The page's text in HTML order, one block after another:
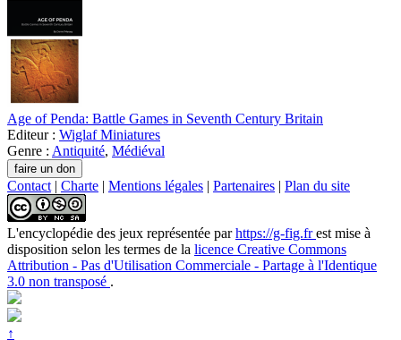
Age of Penda: Battle Games in Seventh Century Britain
Editeur : Wiglaf Miniatures
Genre : Antiquité, Médiéval
Contact | Charte | Mentions légales | Partenaires | Plan du site
L'encyclopédie des jeux représentée parhttps://g-fig.frest mise à
disposition selon les termes de la licence Creative Commons
Attribution - Pas d'Utilisation Commerciale - Partage à l'Identique
3.0 non transposé .
↑